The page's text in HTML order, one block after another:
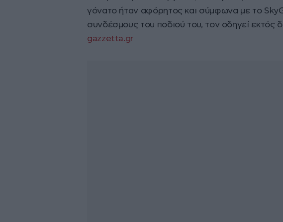
γόνατο ήταν αφόρητος και σύμφωνα με το
συνδέσμους του ποδιού του, τον οδηγεί εκτός
gazzetta.gr